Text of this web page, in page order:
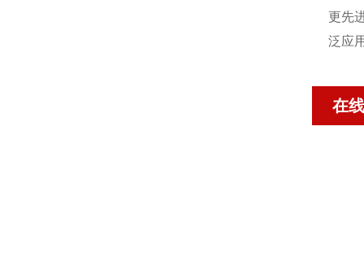
更先
泛应
在